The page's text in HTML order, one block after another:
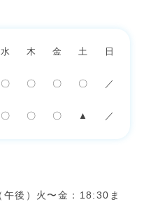
水 木 金 土 日
〇 〇 〇 〇 ／
〇 〇 〇 ▲ ／
後）火〜金：18:30ま